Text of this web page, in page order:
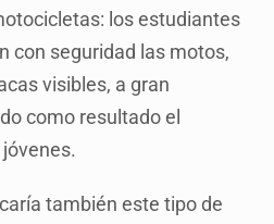
los estudiantes
con seguridad las motos,
visibles, a gran
como resultado el
también este tipo de